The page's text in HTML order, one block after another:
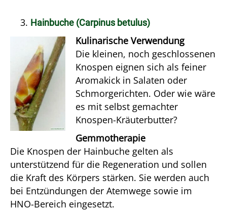
Hainbuche (Carpinus betulus)
Kulinarische Verwendung
Die kleinen, noch geschlossenen
Knospen eignen sich als feiner
Aromakick in Salaten oder
Schmorgerichten. Oder wie wäre
es mit selbst gemachter
Knospen-Kräuterbutter?
Gemmotherapie
Die Knospen der Hainbuche gelten als
unterstützend für die Regeneration und sollen
die Kraft des Körpers stärken. Sie werden auch
bei Entzündungen der Atemwege sowie im
HNO-Bereich eingesetzt.